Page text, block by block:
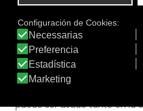
Línea:Pirotex
PIROTEX DS EMULSIÓN
PIROTEXDS EMULSION FLUIDA
extremadamente ligero que,
tolerancia dérmica que
puede ser usado tanto en la